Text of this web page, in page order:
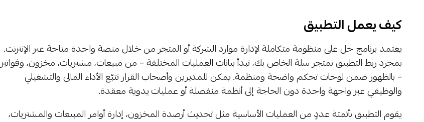
كيف يعمل التطبيق
يعتمد برنامج حل على منظومة متكاملة لإدارة موارد الشركة أو المتجر من خلال منصة واحدة متاحة عبر الإنترنت.
بمجرد ربط التطبيق بمتجر سلة الخاص بك، تبدأ بيانات العمليات المختلفة – من مبيعات، مشتريات، مخزون، وفواتير
– بالظهور ضمن لوحات تحكم واضحة ومنظمة. يمكن للمديرين وأصحاب القرار تتبّع الأداء المالي والتشغيلي
والوظيفي عبر واجهة واحدة دون الحاجة إلى أنظمة منفصلة أو عمليات يدوية معقدة.
يقوم التطبيق بأتمتة عددٍ من العمليات الأساسية مثل تحديث أرصدة المخزون، إدارة أوامر المبيعات والمشتريات،